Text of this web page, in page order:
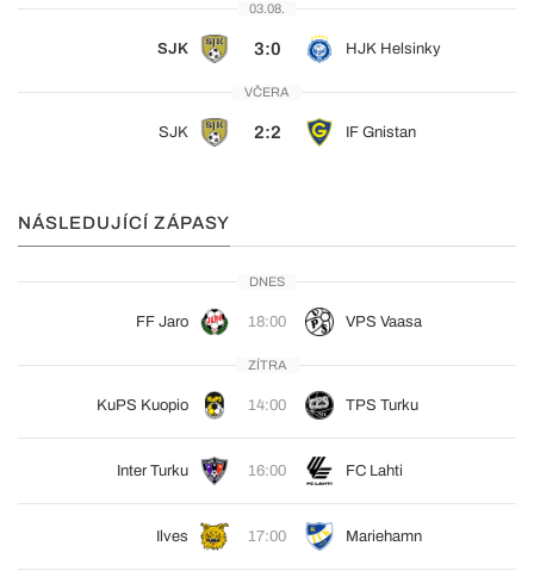
03.08.
SJK 3:0 HJK Helsinky
VČERA
SJK 2:2 IF Gnistan
NÁSLEDUJÍCÍ ZÁPASY
DNES
FF Jaro 18:00 VPS Vaasa
ZÍTRA
KuPS Kuopio 14:00 TPS Turku
Inter Turku 16:00 FC Lahti
Ilves 17:00 Mariehamn